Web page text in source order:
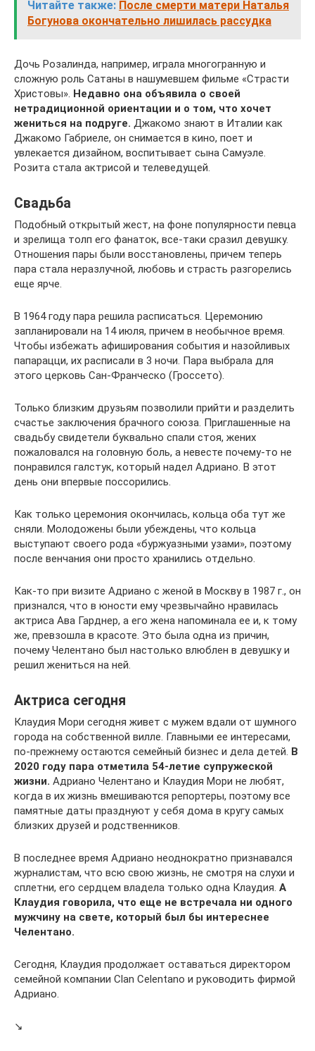
Читайте также: После смерти матери Наталья
Богунова окончательно лишилась рассудка
Дочь Розалинда, например, играла многогранную и
сложную роль Сатаны в нашумевшем фильме «Страсти
Христовы». Недавно она объявила о своей
нетрадиционной ориентации и о том, что хочет
жениться на подруге. Джакомо знают в Италии как
Джакомо Габриеле, он снимается в кино, поет и
увлекается дизайном, воспитывает сына Самуэле.
Розита стала актрисой и телеведущей.
Свадьба
Подобный открытый жест, на фоне популярности певца
и зрелища толп его фанаток, все-таки сразил девушку.
Отношения пары были восстановлены, причем теперь
пара стала неразлучной, любовь и страсть разгорелись
еще ярче.
В 1964 году пара решила расписаться. Церемонию
запланировали на 14 июля, причем в необычное время.
Чтобы избежать афиширования события и назойливых
папарацци, их расписали в 3 ночи. Пара выбрала для
этого церковь Сан-Франческо (Гроссето).
Только близким друзьям позволили прийти и разделить
счастье заключения брачного союза. Приглашенные на
свадьбу свидетели буквально спали стоя, жених
пожаловался на головную боль, а невесте почему-то не
понравился галстук, который надел Адриано. В этот
день они впервые поссорились.
Как только церемония окончилась, кольца оба тут же
сняли. Молодожены были убеждены, что кольца
выступают своего рода «буржуазными узами», поэтому
после венчания они просто хранились отдельно.
Как-то при визите Адриано с женой в Москву в 1987 г., он
признался, что в юности ему чрезвычайно нравилась
актриса Ава Гарднер, а его жена напоминала ее и, к тому
же, превзошла в красоте. Это была одна из причин,
почему Челентано был настолько влюблен в девушку и
решил жениться на ней.
Актриса сегодня
Клаудия Мори сегодня живет с мужем вдали от шумного
города на собственной вилле. Главными ее интересами,
по-прежнему остаются семейный бизнес и дела детей. В
2020 году пара отметила 54-летие супружеской
жизни. Адриано Челентано и Клаудия Мори не любят,
когда в их жизнь вмешиваются репортеры, поэтому все
памятные даты празднуют у себя дома в кругу самых
близких друзей и родственников.
В последнее время Адриано неоднократно признавался
журналистам, что всю свою жизнь, не смотря на слухи и
сплетни, его сердцем владела только одна Клаудия. А
Клаудия говорила, что еще не встречала ни одного
мужчину на свете, который был бы интереснее
Челентано.
Сегодня, Клаудия продолжает оставаться директором
семейной компании Clan Celentano и руководить фирмой
Адриано.
↘️